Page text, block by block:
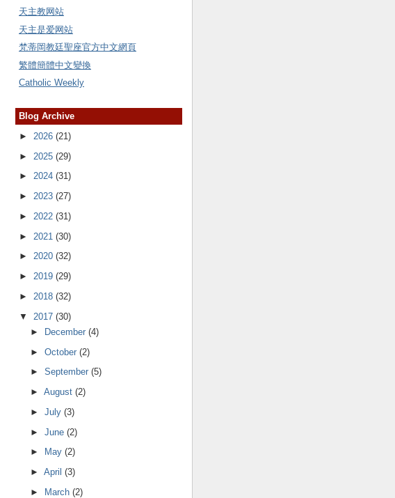
天主教网站
天主是爱网站
梵蒂岡教廷聖座官方中文網頁
繁體簡體中文變換
Catholic Weekly
Blog Archive
► 2026 (21)
► 2025 (29)
► 2024 (31)
► 2023 (27)
► 2022 (31)
► 2021 (30)
► 2020 (32)
► 2019 (29)
► 2018 (32)
▼ 2017 (30)
►
December (4)
► October (2)
► September (5)
► August (2)
► July (3)
► June (2)
►
May (2)
► April (3)
►
March (2)